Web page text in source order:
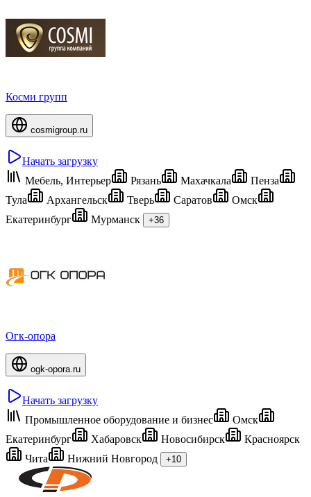
Косми групп
cosmigroup.ru
Начать загрузку
Мебель, Интерьер
Рязань Махачкала
Пенза
Тула
Архангельск Тверь Саратов
Омск
Екатеринбург
Мурманск +36
Огк-опора
ogk-opora.ru
Начать загрузку
Промышленное оборудование и бизнес
Омск
Екатеринбург
Хабаровск Новосибирск
Красноярск
Чита
Нижний Новгород +10